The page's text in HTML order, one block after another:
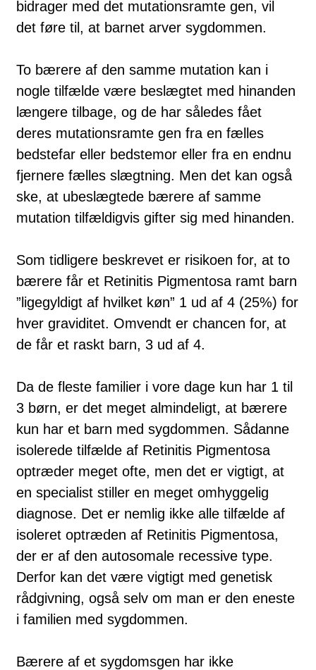
bidrager med det mu­ta­ti­ons­ramte gen, vil
det føre til, at barnet arver sygdommen.
To bærere af den samme mutation kan i
nogle tilfælde være beslægtet med hin­anden
længere tilbage, og de har således fået
deres mutationsramte gen fra en fælles
bedstefar eller bedstemor eller fra en endnu
fjernere fælles slægt­ning. Men det kan også
ske, at ubeslægtede bærere af samme
mutation til­fældigvis gifter sig med hinanden.
Som tidligere beskrevet er risikoen for, at to
bærere får et Retinitis Pigmentosa ramt barn
”lige­gyl­digt af hvilket køn” 1 ud af 4 (25%) for
hver graviditet. Omvendt er chancen for, at
de får et raskt barn, 3 ud af 4.
Da de fleste familier i vore dage kun har 1 til
3 børn, er det meget almindeligt, at bærere
kun har et barn med sygdommen. Sådanne
isolerede tilfælde af Retinitis Pigmentosa
optræder meget ofte, men det er vigtigt, at
en specialist stiller en meget omhyggelig
diagnose. Det er nemlig ikke alle tilfælde af
isoleret optræden af Retinitis Pigmentosa,
der er af den autosomale recessive type.
Derfor kan det være vigtigt med genetisk
rådgivning, også selv om man er den eneste
i familien med sygdommen.
Bæ­rere af et sygdomsgen har ikke